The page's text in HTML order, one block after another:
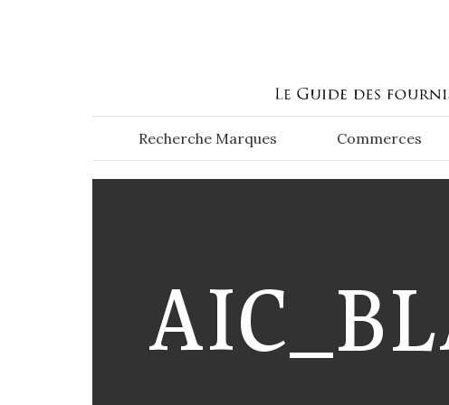
Recherche Marques Commerces